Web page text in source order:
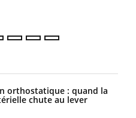
orthostatique : quand la
chute au lever